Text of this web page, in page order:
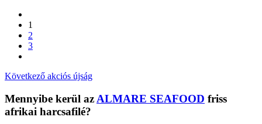
1
2
3
Következő akciós újság
Mennyibe kerül az ALMARE SEAFOOD friss
afrikai harcsafilé?